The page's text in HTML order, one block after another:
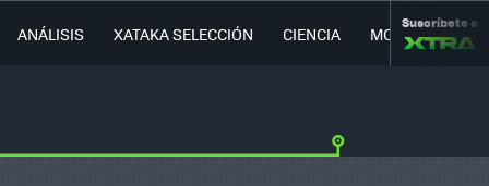
ANÁLISIS XATAKA SELECCIÓN CIENCIA MOVILIDAD
Suscríbete a